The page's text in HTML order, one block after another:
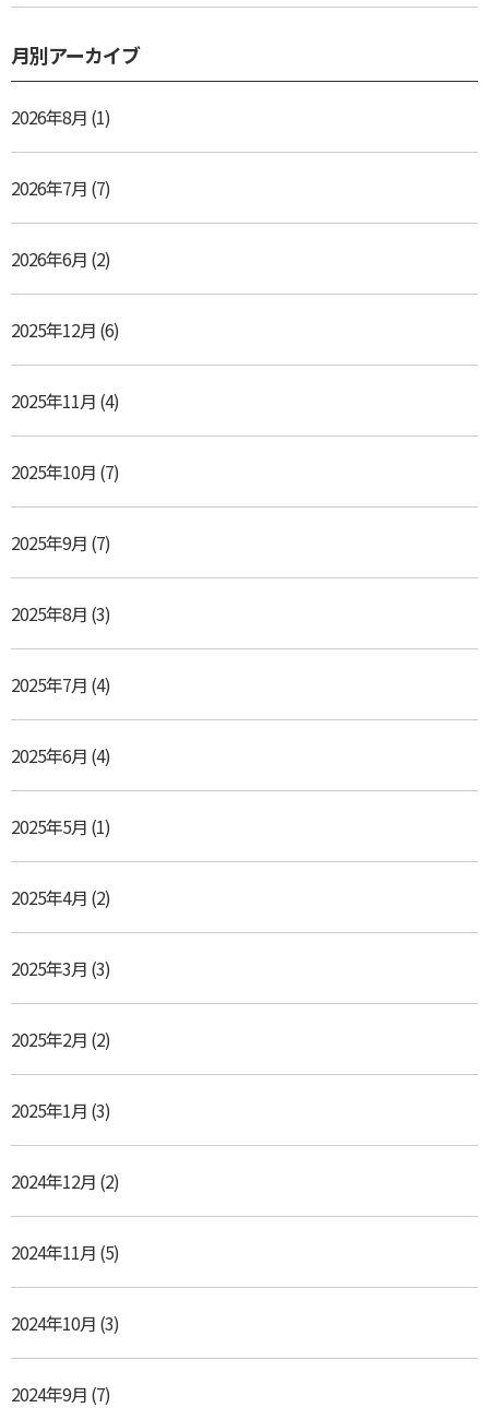
月別アーカイブ
2026年8月 (1)
2026年7月 (7)
2026年6月 (2)
2025年12月 (6)
2025年11月 (4)
2025年10月 (7)
2025年9月 (7)
2025年8月 (3)
2025年7月 (4)
2025年6月 (4)
2025年5月 (1)
2025年4月 (2)
2025年3月 (3)
2025年2月 (2)
2025年1月 (3)
2024年12月 (2)
2024年11月 (5)
2024年10月 (3)
2024年9月 (7)